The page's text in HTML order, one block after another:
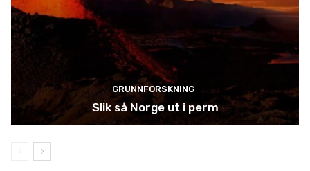
GRUNNFORSKNING
Slik så Norge ut i perm